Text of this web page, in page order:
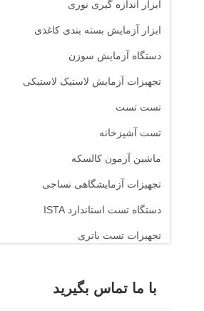
ابزار اندازه گیری نوری
ابزار آزمایش بسته بندی کاغذی
دستگاه آزمایش سوزن
تجهیزات آزمایش لاستیک لاستیکی
تست تست
تست آشپزخانه
ماشین آزمون کالسکه
تجهیزات آزمایشگاهی نساجی
دستگاه تست استاندارد ISTA
تجهیزات تست باتری
تجهیزات آزمایش قابل احتراق
با ما تماس بگیرید